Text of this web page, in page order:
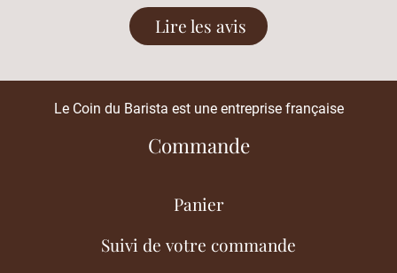
Lire les avis
Le Coin du Barista est une entreprise française
Commande
Panier
Suivi de votre commande